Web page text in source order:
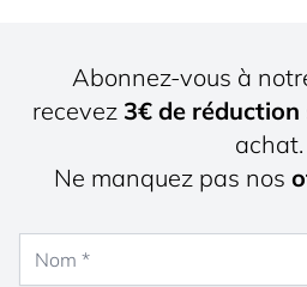
Abonnez-vous à
recevez 3€ de réduction
achat.
Ne manquez pas nos